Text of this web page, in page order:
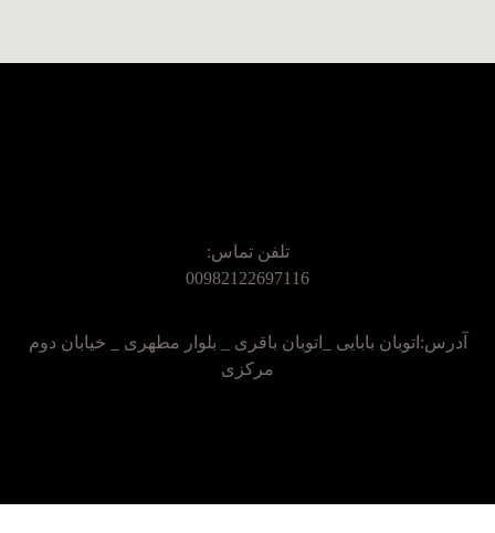
تلفن تماس:
00982122697116
آدرس:اتوبان بابایی _اتوبان باقری _ بلوار مطهری _ خیابان دوم
مرکزی